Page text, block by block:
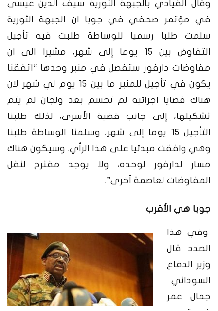
وقال القيادي بالجبهة الثورية سيف الدين عيسى
في مؤتمر صحفي في جوبا ان الجبهة الثورية
سلمت طلبا رسميا للوساطة طلبت فيه تأجيل
التفاوض بين 15 يوما إلى شهر، مشيرا الى ان
مفاوضات دارفور ستفصل في منبر وحدها “اتفقنا
يكون في تأجيل للمنبر ما بين 15 يوم لي شهر لان
هناك قضايا اجرائية لم تحسم بعد ولجان لم يتم
تشكيلها، إلى جانب قضية الأسرى، لذلك طلبنا
التأجيل 15 يوما إلى شهر، وسلمنا الوساطة طلبنا
وهي وافقت مبدئيا على هذا الرأي. وسيكون هناك
مسار لدارفور لوحده، ولا يوجد مقترح لنقل
المفاوضات لعاصمة أخرى”.
جوبا هي الأقرب
وفي هذا
الصدد قال
وزير الدفاع
السوداني
جمال عمر